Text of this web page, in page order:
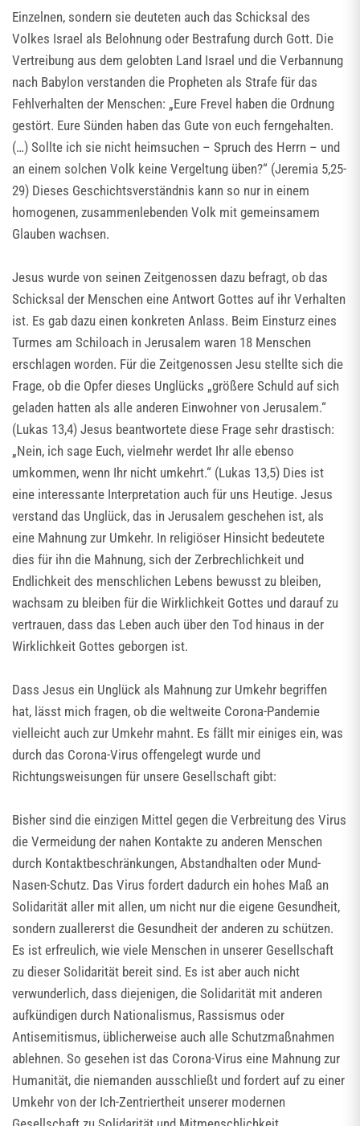
Einzelnen, sondern sie deuteten auch das Schicksal des
Volkes Israel als Belohnung oder Bestrafung durch Gott. Die
Vertreibung aus dem gelobten Land Israel und die Verbannung
nach Babylon verstanden die Propheten als Strafe für das
Fehlverhalten der Menschen: „Eure Frevel haben die Ordnung
gestört. Eure Sünden haben das Gute von euch ferngehalten.
(…) Sollte ich sie nicht heimsuchen – Spruch des Herrn – und
an einem solchen Volk keine Vergeltung üben?“ (Jeremia 5,25-
29) Dieses Geschichtsverständnis kann so nur in einem
homogenen, zusammenlebenden Volk mit gemeinsamem
Glauben wachsen.
Jesus wurde von seinen Zeitgenossen dazu befragt, ob das
Schicksal der Menschen eine Antwort Gottes auf ihr Verhalten
ist. Es gab dazu einen konkreten Anlass. Beim Einsturz eines
Turmes am Schiloach in Jerusalem waren 18 Menschen
erschlagen worden. Für die Zeitgenossen Jesu stellte sich die
Frage, ob die Opfer dieses Unglücks „größere Schuld auf sich
geladen hatten als alle anderen Einwohner von Jerusalem.“
(Lukas 13,4) Jesus beantwortete diese Frage sehr drastisch:
„Nein, ich sage Euch, vielmehr werdet Ihr alle ebenso
umkommen, wenn Ihr nicht umkehrt.“ (Lukas 13,5) Dies ist
eine interessante Interpretation auch für uns Heutige. Jesus
verstand das Unglück, das in Jerusalem geschehen ist, als
eine Mahnung zur Umkehr. In religiöser Hinsicht bedeutete
dies für ihn die Mahnung, sich der Zerbrechlichkeit und
Endlichkeit des menschlichen Lebens bewusst zu bleiben,
wachsam zu bleiben für die Wirklichkeit Gottes und darauf zu
vertrauen, dass das Leben auch über den Tod hinaus in der
Wirklichkeit Gottes geborgen ist.
Dass Jesus ein Unglück als Mahnung zur Umkehr begriffen
hat, lässt mich fragen, ob die weltweite Corona-Pandemie
vielleicht auch zur Umkehr mahnt. Es fällt mir einiges ein, was
durch das Corona-Virus offengelegt wurde und
Richtungsweisungen für unsere Gesellschaft gibt:
Bisher sind die einzigen Mittel gegen die Verbreitung des Virus
die Vermeidung der nahen Kontakte zu anderen Menschen
durch Kontaktbeschränkungen, Abstandhalten oder Mund-
Nasen-Schutz. Das Virus fordert dadurch ein hohes Maß an
Solidarität aller mit allen, um nicht nur die eigene Gesundheit,
sondern zuallererst die Gesundheit der anderen zu schützen.
Es ist erfreulich, wie viele Menschen in unserer Gesellschaft
zu dieser Solidarität bereit sind. Es ist aber auch nicht
verwunderlich, dass diejenigen, die Solidarität mit anderen
aufkündigen durch Nationalismus, Rassismus oder
Antisemitismus, üblicherweise auch alle Schutzmaßnahmen
ablehnen. So gesehen ist das Corona-Virus eine Mahnung zur
Humanität, die niemanden ausschließt und fordert auf zu einer
Umkehr von der Ich-Zentriertheit unserer modernen